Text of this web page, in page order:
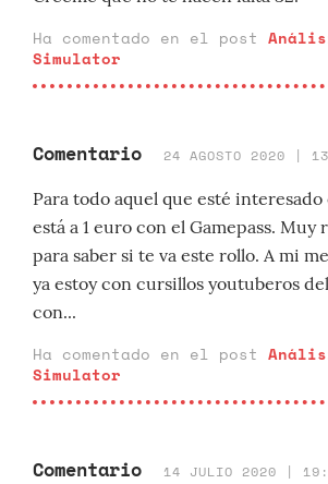
Ha comentado en el post
Simulator
Comentario 24 AGOSTO 2020 |
Para todo aquel que esté
está a 1 euro con el Gamepass. Muy
para saber si te va este rollo. A mi
ya estoy con cursillos youtuberos
con...
Ha comentado en el post
Simulator
Comentario 14 JULIO 2020 |